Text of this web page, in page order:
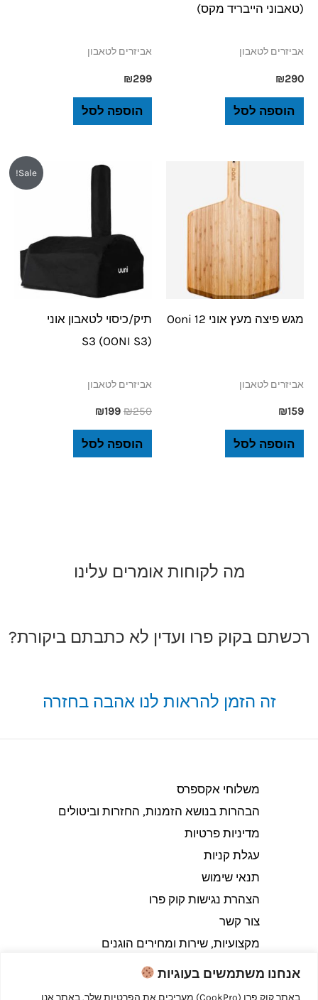
אנחנו משתמשים בעוגיות
באתר קוק פרו (CookPro) מעריכים את הפרטיות שלך. באתר אנו
(טאבוני הייבריד מקס)
אביזרים לטאבון
₪290
הוספה לסל
אביזרים לטאבון
₪299
הוספה לסל
מגש פיצה מעץ אוני 12 Ooni
אביזרים לטאבון
₪159
הוספה לסל
Sale!
תיק/כיסוי לטאבון אוני
(OONI S3) S3
אביזרים לטאבון
₪250
המחיר
המקורי
₪250.
₪199
המחיר
הנוכחי
הוא:
הוספה לסל
מה לקוחות אומרים עלינו
רכשתם בקוק פרו ועדין לא כתבתם ביקורת?
זה הזמן להראות לנו אהבה בחזרה
משלוחי אקספרס
הבהרות בנושא הזמנות, החזרות וביטולים​
מדיניות פרטיות
עגלת קניות
תנאי שימוש
הצהרת נגישות קוק פרו
צור קשר
מקצועיות, שירות ומחירים הוגנים